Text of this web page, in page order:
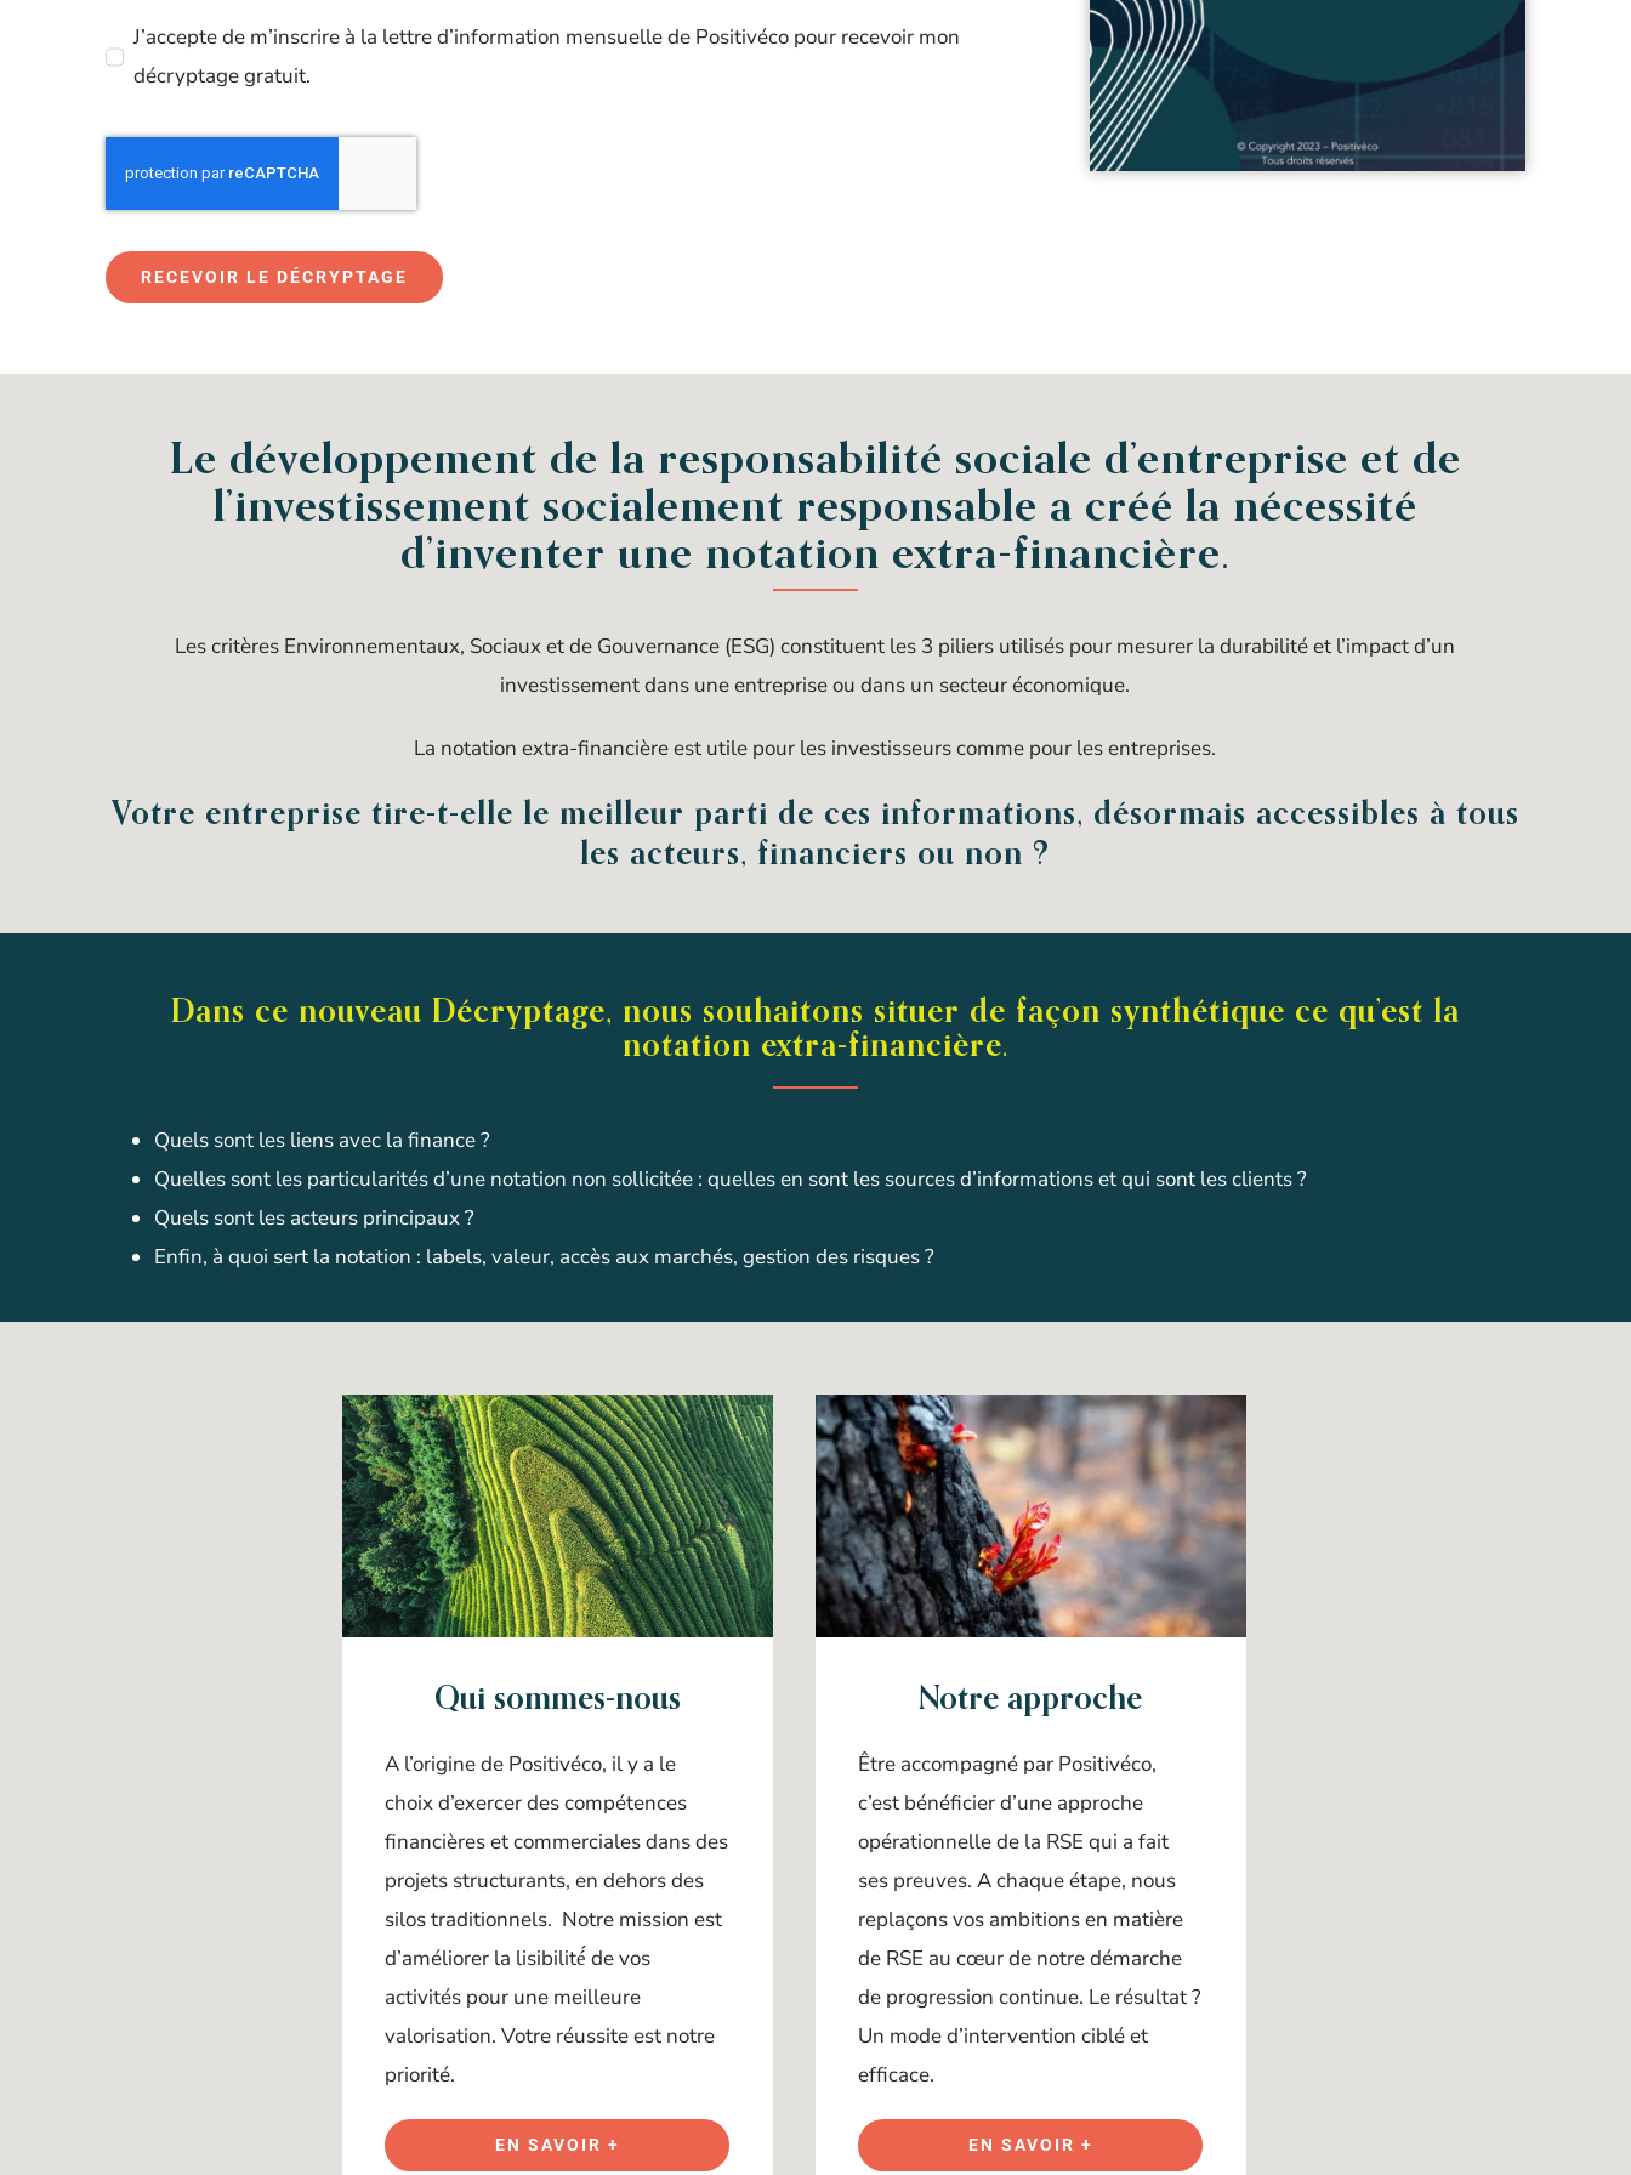
J’accepte de m’inscrire à la lettre d’information mensuelle de Positivéco pour recevoir mon
décryptage gratuit.
RECEVOIR LE DÉCRYPTAGE
Le développement de la responsabilité sociale d’entreprise et de
l’investissement socialement responsable a créé la nécessité
d’inventer une notation extra-financière.
Les critères Environnementaux, Sociaux et de Gouvernance (ESG) constituent les 3 piliers utilisés pour mesurer la durabilité et l’impact d’un
investissement dans une entreprise ou dans un secteur économique.
La notation extra-financière est utile pour les investisseurs comme pour les entreprises.
Votre entreprise tire-t-elle le meilleur parti de ces informations, désormais accessibles à tous
les acteurs, financiers ou non ?
Dans ce nouveau Décryptage, nous souhaitons situer de façon synthétique ce qu’est la
notation extra-financière.
Quels sont les liens avec la finance ?
Quelles sont les particularités d’une notation non sollicitée : quelles en sont les sources d’informations et qui sont les clients ?
Quels sont les acteurs principaux ?
Enfin, à quoi sert la notation : labels, valeur, accès aux marchés, gestion des risques ?
Qui sommes-nous
A l’origine de Positivéco, il y a le
choix d’exercer des compétences
financières et commerciales dans des
projets structurants, en dehors des
silos traditionnels. Notre mission est
d’améliorer la lisibilité́ de vos
activités pour une meilleure
valorisation. Votre réussite est notre
priorité.
EN SAVOIR +
Notre approche
Être accompagné par Positivéco,
c’est bénéficier d’une approche
opérationnelle de la RSE qui a fait
ses preuves. A chaque étape, nous
replaçons vos ambitions en matière
de RSE au cœur de notre démarche
de progression continue. Le résultat ?
Un mode d’intervention ciblé et
efficace.
EN SAVOIR +